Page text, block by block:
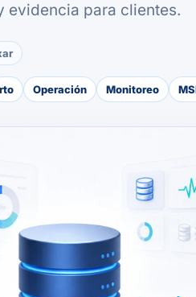
evidencia para clientes.
rto Operación Monitoreo